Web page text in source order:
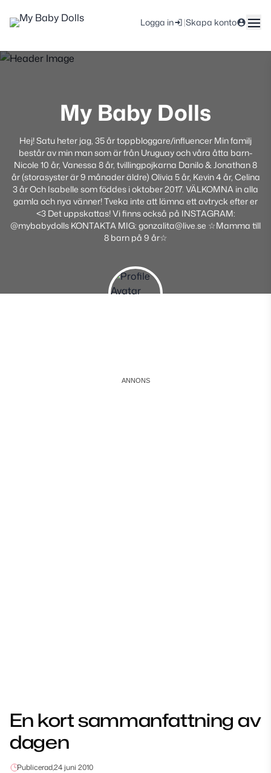
Logga in |Skapa konto
My Baby Dolls
Hej! Satu heter jag, 35 år toppbloggare/influencer Min familj
består av min man som är från Uruguay och våra åtta barn-
Nicole 10 år, Vanessa 8 år, tvillingpojkarna Danilo & Jonathan 8
år (storasyster är 9 månader äldre) Olivia 5 år, Kevin 4 år, Celina
3 år Och Isabelle som föddes i oktober 2017. VÄLKOMNA in alla
gamla och nya vänner! Tveka inte att lämna ett avtryck efter er
<3 Det uppskattas! Vi finns också på INSTAGRAM:
@mybabydolls KONTAKTA MIG: gonzalita@live.se ☆Mamma till
8 barn på 9 år☆
En kort sammanfattning av
dagen
Publicerad,24 juni 2010